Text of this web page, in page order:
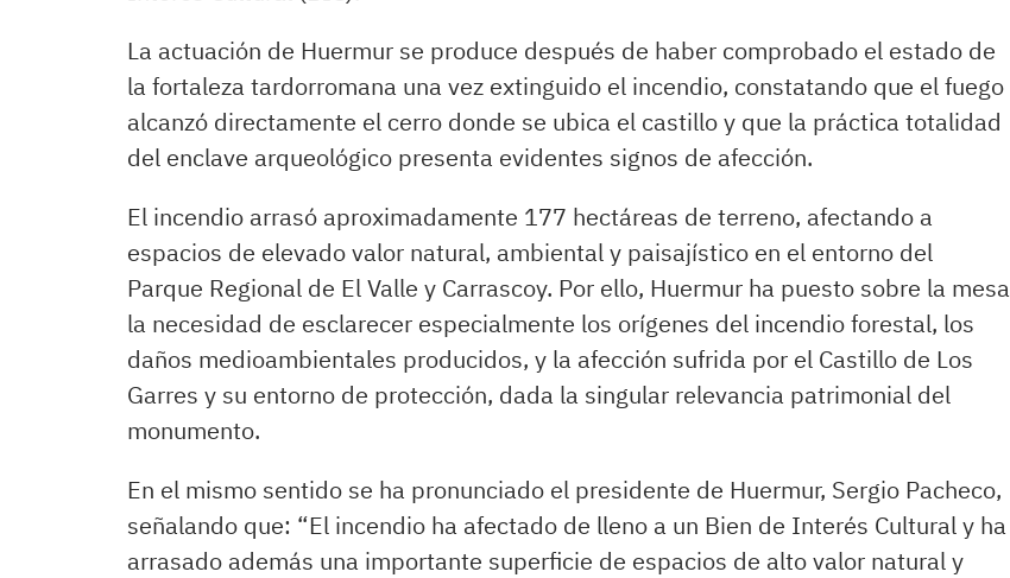
La actuación de Huermur se produce después de haber comprobado el estado de
la fortaleza tardorromana una vez extinguido el incendio, constatando que el fuego
alcanzó directamente el cerro donde se ubica el castillo y que la práctica totalidad
del enclave arqueológico presenta evidentes signos de afección.
El incendio arrasó aproximadamente 177 hectáreas de terreno, afectando a
espacios de elevado valor natural, ambiental y paisajístico en el entorno del
Parque Regional de El Valle y Carrascoy. Por ello, Huermur ha puesto sobre la mesa
la necesidad de esclarecer especialmente los orígenes del incendio forestal, los
daños medioambientales producidos, y la afección sufrida por el Castillo de Los
Garres y su entorno de protección, dada la singular relevancia patrimonial del
monumento.
En el mismo sentido se ha pronunciado el presidente de Huermur, Sergio Pacheco,
señalando que: “El incendio ha afectado de lleno a un Bien de Interés Cultural y ha
arrasado además una importante superficie de espacios de alto valor natural y